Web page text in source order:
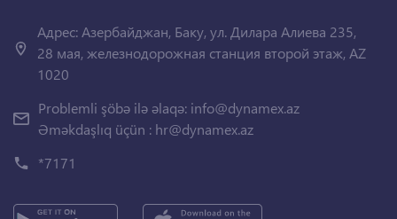
Адрес: Азербайджан, Баку, ул. Дилара Алиева 235,
28 мая, железнодорожная станция второй этаж, AZ
1020
Problemli şöbə ilə əlaqə: info@dynamex.az
Əməkdaşlıq üçün : hr@dynamex.az
*7171